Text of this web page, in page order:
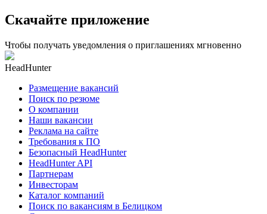
Скачайте приложение
Чтобы получать уведомления о приглашениях мгновенно
HeadHunter
Размещение вакансий
Поиск по резюме
О компании
Наши вакансии
Реклама на сайте
Требования к ПО
Безопасный HeadHunter
HeadHunter API
Партнерам
Инвесторам
Каталог компаний
Поиск по вакансиям в Белицком